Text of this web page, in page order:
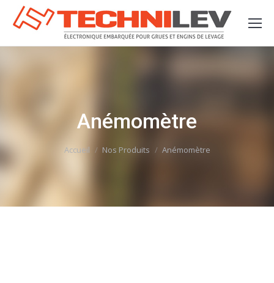
Anémomètre
Vous êtes ici :Accueil Nos Produits Anémomètre